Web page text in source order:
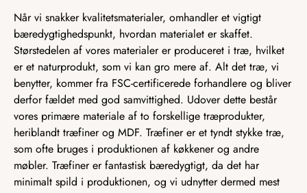
Når vi snakker kvalitetsmaterialer, omhandler et vigtigt
bæredygtighedspunkt, hvordan materialet er skaffet.
Størstedelen af vores materialer er produceret i træ, hvilket
er et naturprodukt, som vi kan gro mere af. Alt det træ, vi
benytter, kommer fra FSC-certificerede forhandlere og bliver
derfor fældet med god samvittighed. Udover dette består
vores primære materiale af to forskellige træprodukter,
heriblandt træfiner og MDF. Træfiner er et tyndt stykke træ,
som ofte bruges i produktionen af køkkener og andre
møbler. Træfiner er fantastisk bæredygtigt, da det har
minimalt spild i produktionen, og vi udnytter dermed mest